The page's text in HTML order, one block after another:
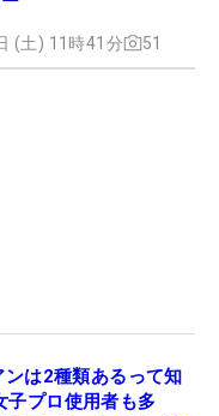
(土) 11時41分 51
ンは2種類あるって知
プロ使用者も多